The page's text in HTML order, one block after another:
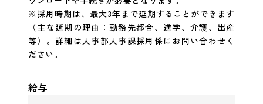
※採用時期は、最大3年まで延期することができます
（主な延期の理由：勤務先都合、進学、介護、出産
等）。詳細は人事部人事課採用係にお問い合わせく
ださい。
給与